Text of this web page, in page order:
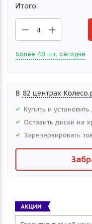
Итого:
4
более 40 шт. сегодня
В 82 центрах
Купить и установить
Оставить диски на
Зарезервировать